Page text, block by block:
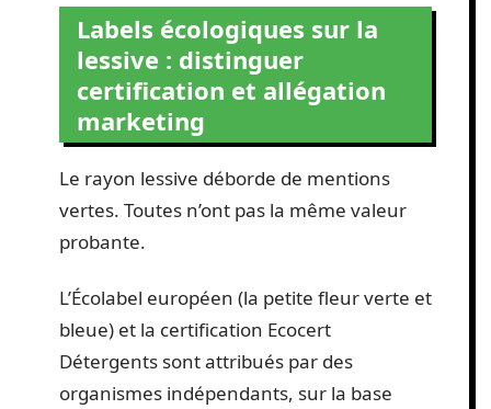
Labels écologiques sur la
lessive : distinguer
certification et allégation
marketing
Le rayon lessive déborde de mentions
vertes. Toutes n’ont pas la même valeur
probante.
L’Écolabel européen (la petite fleur verte et
bleue) et la certification Ecocert
Détergents sont attribués par des
organismes indépendants, sur la base